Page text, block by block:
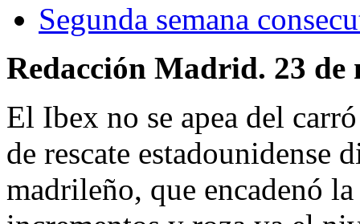
Segunda semana
Redacción Madrid. 23 de
El Ibex no se apea del
de rescate estadounidense
madrileño, que encadenó